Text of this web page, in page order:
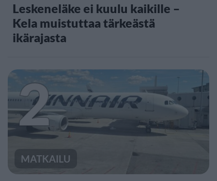
Leskeneläke ei kuulu kaikille –
Kela muistuttaa tärkeästä
ikärajasta
2
MATKAILU